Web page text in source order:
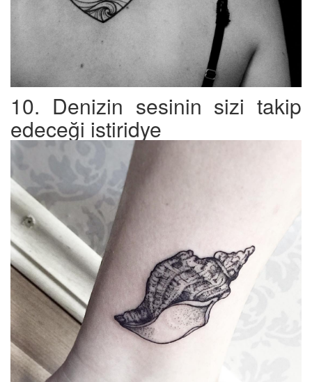
10. Denizin sesinin sizi takip
edeceği istiridye